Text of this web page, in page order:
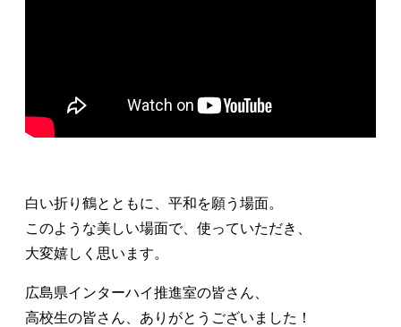
白い折り鶴とともに、平和を願う場面。
このような美しい場面で、使っていただき、
大変嬉しく思います。
広島県インターハイ推進室の皆さん、
高校生の皆さん、ありがとうございました！